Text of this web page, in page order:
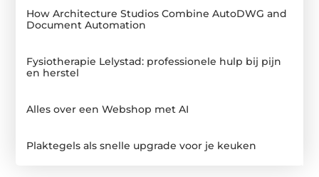
How Architecture Studios Combine AutoDWG and
Document Automation
Fysiotherapie Lelystad: professionele hulp bij pijn
en herstel
Alles over een Webshop met AI
Plaktegels als snelle upgrade voor je keuken